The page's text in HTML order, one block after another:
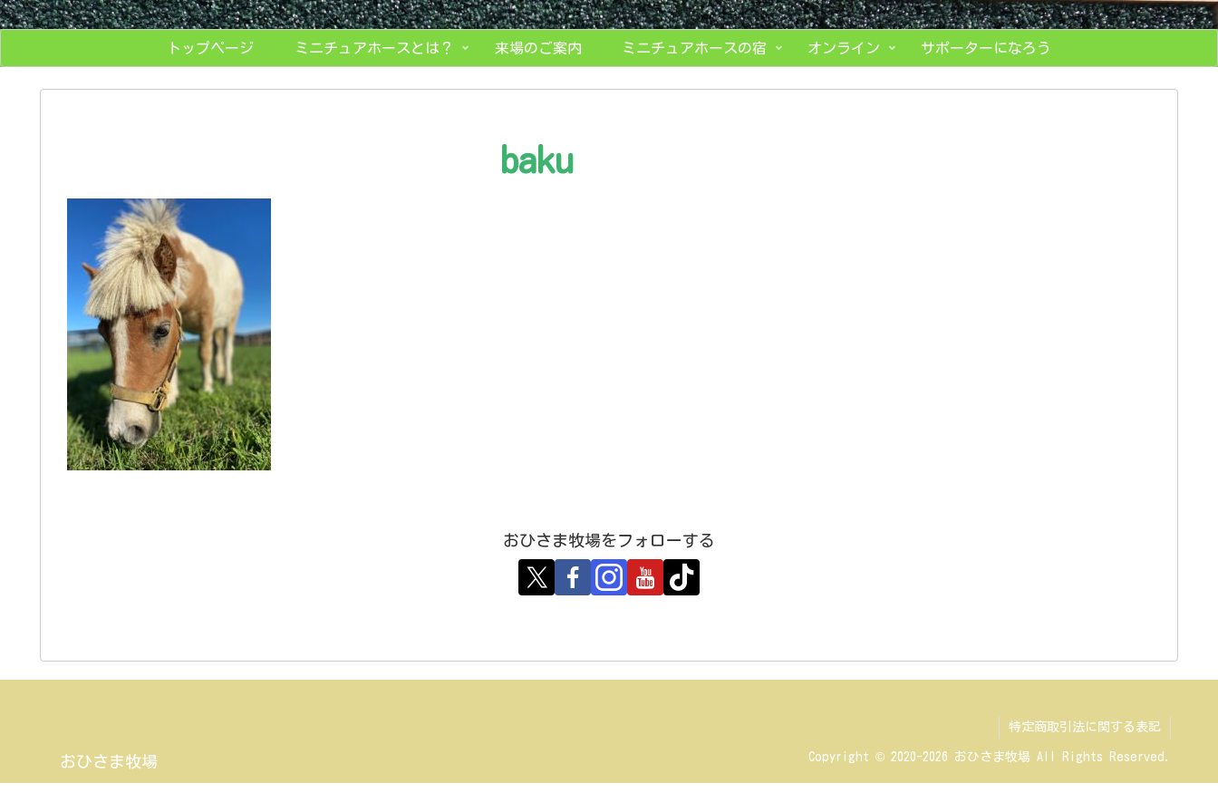
トップページ ミニチュアホースとは？ 来場のご案内 ミニチュアホースの宿 オンライン サポーターになろう
baku
おひさま牧場をフォローする
おひさま牧場
特定商取引法に関する表記
Copyright © 2020-2026 おひさま牧場 All Rights Reserved.